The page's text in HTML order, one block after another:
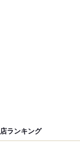
ランキング